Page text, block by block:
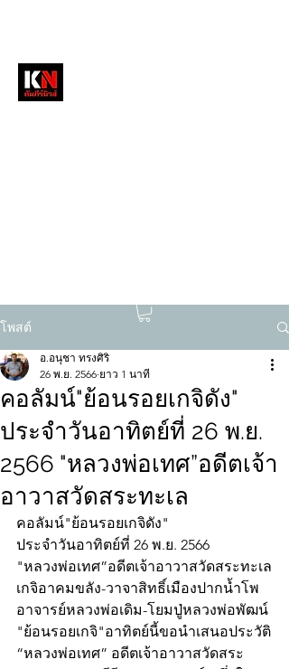
โพสต์
คอลัมน์"ย้อนรอยเกจิดัง"
ประจำวันอาทิตย์ที่ 26 พ.ย.
2566 "หลวงพ่อเทศ”อดีตเจ้า
อาวาสวัดสระทะเล
อ.อนุชา ทรงศิริ
26 พ.ย. 2566 ยาว 1 นาที
คอลัมน์"ย้อนรอยเกจิดัง"
ประจำวันอาทิตย์ที่ 26 พ.ย. 2566
"หลวงพ่อเทศ”อดีตเจ้าอาวาสวัดสระทะเล
เกจิอาคมขลัง-วาจาสิทธิ์เมืองปากน้ำโพ
อาจารย์หลวงพ่อเดิม-โยมปู่หลวงพ่อพัฒน์
"ย้อนรอยเกจิ"อาทิตย์นี้ขอนำเสนอประวัติ
“หลวงพ่อเทศ” อดีตเจ้าอาวาสวัดสระ